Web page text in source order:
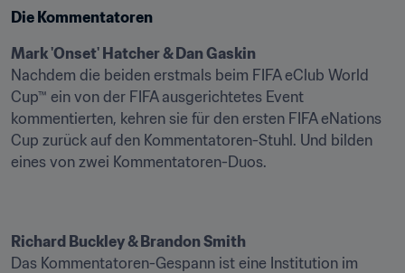
Die Kommentatoren
Mark 'Onset' Hatcher & Dan Gaskin
Nachdem die beiden erstmals beim FIFA eClub World
Cup™ ein von der FIFA ausgerichtetes Event
kommentierten, kehren sie für den ersten FIFA eNations
Cup zurück auf den Kommentatoren-Stuhl. Und bilden
eines von zwei Kommentatoren-Duos.
Richard Buckley & Brandon Smith
Das Kommentatoren-Gespann ist eine Institution im